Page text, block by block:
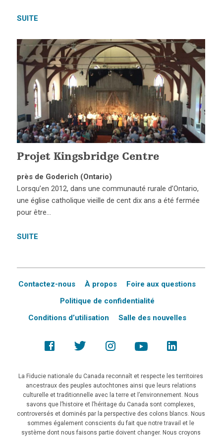
SUITE
Projet Kingsbridge Centre
près de Goderich (Ontario)
Lorsqu’en 2012, dans une communauté rurale d’Ontario,
une église catholique vieille de cent dix ans a été fermée
pour être…
SUITE
Contactez-nous À propos
Foire aux questions
Politique de confidentialité
Conditions d’utilisation
Salle des nouvelles
La Fiducie nationale du Canada reconnaît et respecte les territoires
ancestraux des peuples autochtones ainsi que leurs relations
culturelle et traditionnelle avec la terre et l’environnement. Nous
savons que l’histoire et l’héritage du Canada sont complexes,
controversés et dominés par la perspective des colons blancs. Nous
sommes également conscients du fait que notre travail et le
système dont nous faisons partie doivent changer. Nous croyons